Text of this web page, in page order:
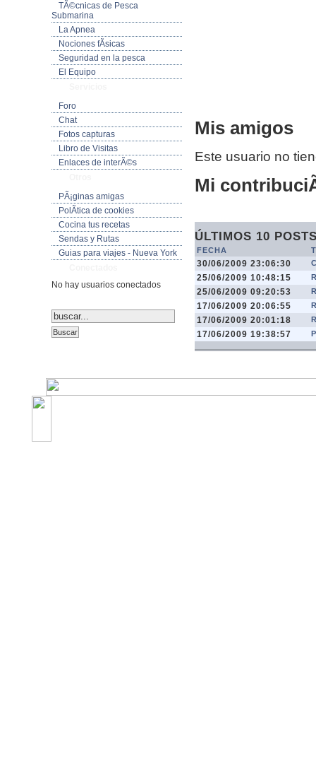
TÃ©cnicas de Pesca
Submarina
La Apnea
Nociones fÃ­sicas
Seguridad en la pesca
El Equipo
Foro
Chat
Fotos capturas
Libro de Visitas
Enlaces de interÃ©s
PÃ¡ginas amigas
PolÃ­tica de cookies
Cocina tus recetas
Sendas y Rutas
Guias para viajes - Nueva York
No hay usuarios conectados
Mis amigos
Este usuario no
Mi
ÚLTIMOS 10
FECHA
30/06/2009 23:06:30
25/06/2009 10:48:15
25/06/2009 09:20:53
17/06/2009 20:06:55
17/06/2009 20:01:18
17/06/2009 19:38:57